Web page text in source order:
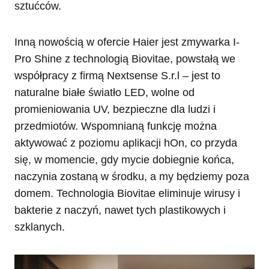
sztućców.
Inną nowością w ofercie Haier jest zmywarka I-
Pro Shine z technologią Biovitae, powstałą we
współpracy z firmą Nextsense S.r.l – jest to
naturalne białe światło LED, wolne od
promieniowania UV, bezpieczne dla ludzi i
przedmiotów. Wspomnianą funkcję można
aktywować z poziomu aplikacji hOn, co przyda
się, w momencie, gdy mycie dobiegnie końca,
naczynia zostaną w środku, a my będziemy poza
domem. Technologia Biovitae eliminuje wirusy i
bakterie z naczyń, nawet tych plastikowych i
szklanych.